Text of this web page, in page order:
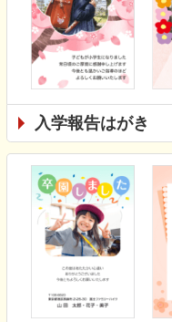
入学報告はがき